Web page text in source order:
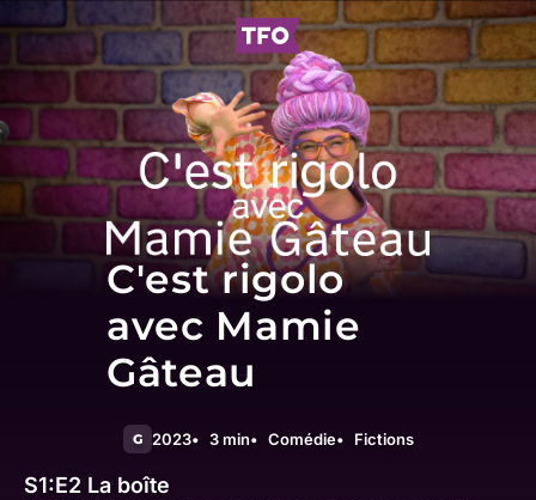
C'est rigolo
avec Mamie
Gâteau
G 2023 3 min Comédie Fictions
S1:E2 La boîte